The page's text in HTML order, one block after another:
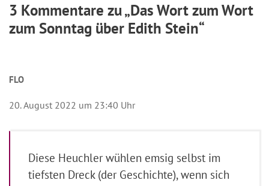
3 Kommentare zu „Das Wort zum Wort
zum Sonntag über Edith Stein“
FLO
20. August 2022 um 23:40 Uhr
Diese Heuchler wühlen emsig selbst im
tiefsten Dreck (der Geschichte), wenn sich